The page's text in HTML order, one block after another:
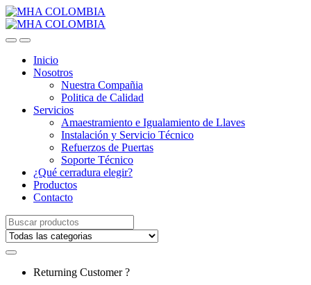
Inicio
Nosotros
Nuestra Compañia
Politica de Calidad
Servicios
Amaestramiento e Igualamiento de Llaves
Instalación y Servicio Técnico
Refuerzos de Puertas
Soporte Técnico
¿Qué cerradura elegir?
Productos
Contacto
Search
for:
Returning Customer ?